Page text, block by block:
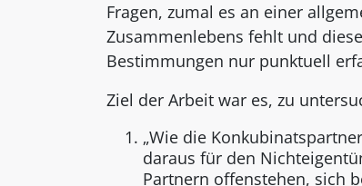
Fragen, zumal es an einer
Zusammenlebens fehlt und
Bestimmungen nur punktuell
Ziel der Arbeit war es, zu
„Wie die
daraus für den
Partnern offenstehen, sich